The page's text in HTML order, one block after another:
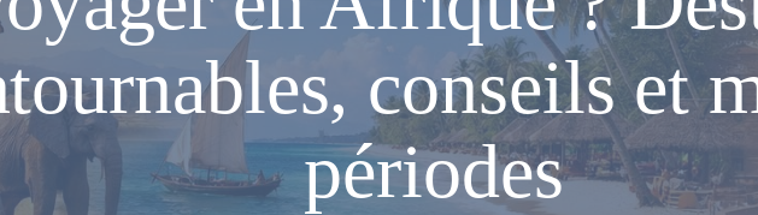
conseils et
périodes